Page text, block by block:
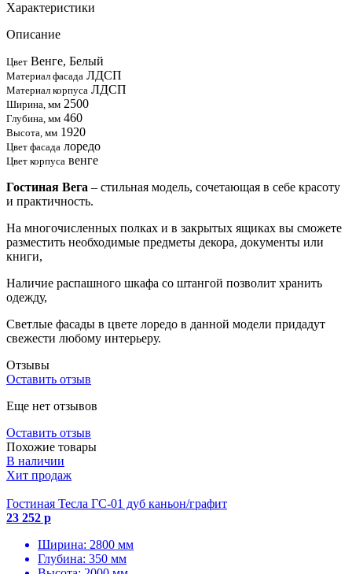
Характеристики
Описание
Цвет Венге, Белый
Материал фасада ЛДСП
Материал корпуса ЛДСП
Ширина, мм 2500
Глубина, мм 460
Высота, мм 1920
Цвет фасада лоредо
Цвет корпуса венге
Гостиная Вега – стильная модель, сочетающая в себе красоту
и практичность.
На многочисленных полках и в закрытых ящиках вы сможете
разместить необходимые предметы декора, документы или
книги,
Наличие распашного шкафа со штангой позволит хранить
одежду,
Светлые фасады в цвете лоредо в данной модели придадут
свежести любому интерьеру.
Отзывы
Оставить отзыв
Еще нет отзывов
Оставить отзыв
Похожие товары
В наличии
Хит продаж
Гостиная Тесла ГС-01 дуб каньон/графит
23 252 р
Ширина: 2800 мм
Глубина: 350 мм